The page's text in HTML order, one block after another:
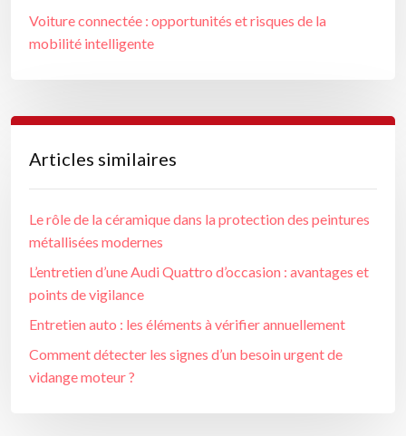
Voiture connectée : opportunités et risques de la
mobilité intelligente
Articles similaires
Le rôle de la céramique dans la protection des peintures
métallisées modernes
L’entretien d’une Audi Quattro d’occasion : avantages et
points de vigilance
Entretien auto : les éléments à vérifier annuellement
Comment détecter les signes d’un besoin urgent de
vidange moteur ?